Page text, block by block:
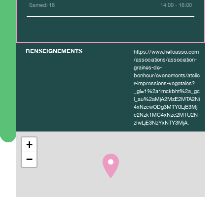
Samedi 16 14:00 - 16:00
RENSEIGNEMENTS
https://www.helloasso.com
/associations/association-
graines-de-
bonheur/evenements/atelie
r-impressions-vegetales?
_gl=1%2a1mckbht%2a_gc
l_au%2aMjA2MzE2MTA2Ni
4xNzcwODg3MTY0LjE3Mj
c2Nzk1MC4xNzc2MTU2N
zIwLjE3NzYxNTY3MjA.
+
−